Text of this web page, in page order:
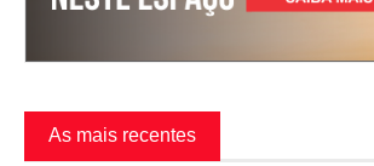
As mais recentes